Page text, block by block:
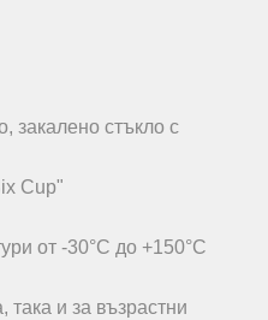
закалено стъкло с
Cup"
от -30°C до +150°C
така и за възрастни